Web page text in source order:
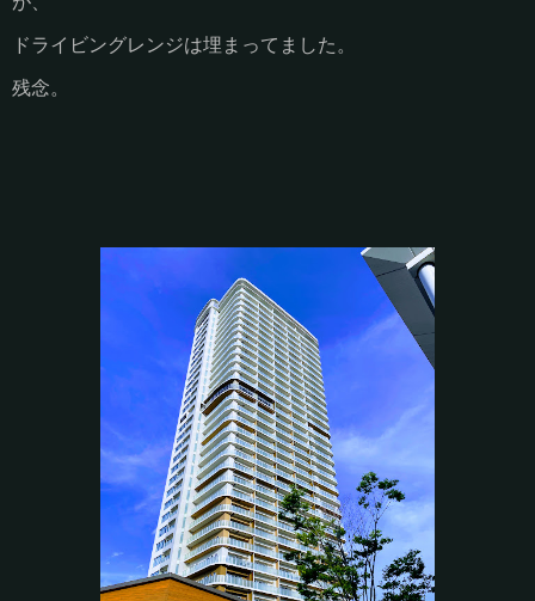
ドライビングレンジは埋まってました。
残念。